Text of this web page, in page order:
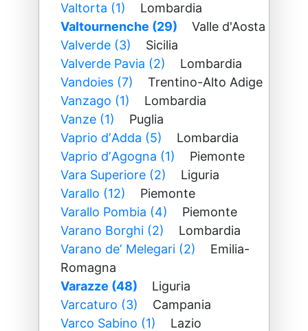
Valtorta (1)
Lombardia
Valtournenche (29)
Valle d'Aosta
Valverde (3)
Sicilia
Valverde Pavia (2)
Lombardia
Vandoies (7)
Trentino-Alto Adige
Vanzago (1)
Lombardia
Vanze (1)
Puglia
Vaprio dʼAdda (5)
Lombardia
Vaprio dʼAgogna (1)
Piemonte
Vara Superiore (2)
Liguria
Varallo (12)
Piemonte
Varallo Pombia (4)
Piemonte
Varano Borghi (2)
Lombardia
Varano deʼ Melegari (2)
Emilia-
Romagna
Varazze (48)
Liguria
Varcaturo (3)
Campania
Varco Sabino (1)
Lazio